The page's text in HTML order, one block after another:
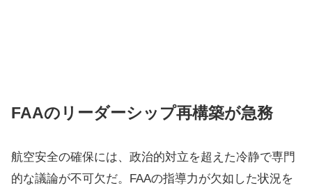
FAAのリーダーシップ再構築が急務
航空安全の確保には、政治的対立を超えた冷静で専門
的な議論が不可欠だ。FAAの指導力が欠如した状況を